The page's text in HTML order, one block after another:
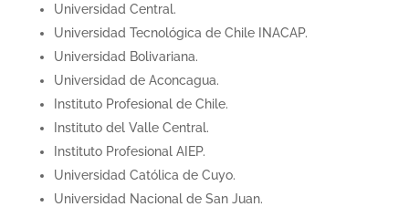
Universidad Central.
Universidad Tecnológica de Chile INACAP.
Universidad Bolivariana.
Universidad de Aconcagua.
Instituto Profesional de Chile.
Instituto del Valle Central.
Instituto Profesional AIEP.
Universidad Católica de Cuyo.
Universidad Nacional de San Juan.